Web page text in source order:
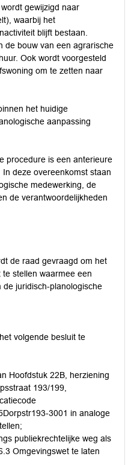
gewijzigd naar
waarbij het
blijft bestaan.
de bouw van een agrarische
Ook wordt voorgesteld
om te zetten naar
het huidige
aanpassing
procedure is een anterieure
deze overeenkomst staan
medewerking, de
de verantwoordelijkheden
de raad gevraagd om het
te stellen waarmee een
juridisch-planologische
volgende besluit te
Hoofdstuk 22B, herziening
193/199,
3001 in analoge
publiekrechtelijke weg als
Omgevingswet te laten